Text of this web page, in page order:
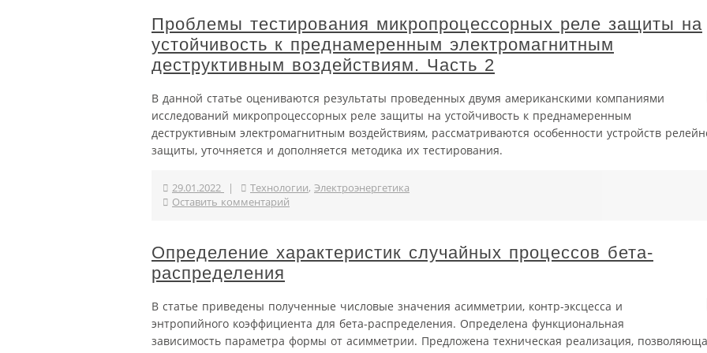
Проблемы тестирования микропроцессорных реле защиты на
устойчивость к преднамеренным электромагнитным
деструктивным воздействиям. Часть 2
В данной статье оцениваются результаты проведенных двумя американскими компаниями
исследований микропроцессорных реле защиты на устойчивость к преднамеренным
деструктивным электромагнитным воздействиям, рассматриваются особенности устройств
защиты, уточняется и дополняется методика их тестирования.
29.01.2022 | Технологии, Электроэнергетика
Оставить комментарий
Определение характеристик случайных процессов бета-
распределения
В статье приведены полученные числовые значения асимметрии, контр-эксцесса и
энтропийного коэффициента для бета-распределения. Определена функциональная
зависимость параметра формы от асимметрии. Предложена техническая реализация,